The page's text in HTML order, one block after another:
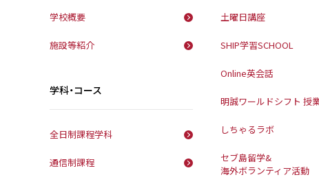
学校概要
施設等紹介
学科・コース
全日制課程学科
通信制課程
土曜日講座
SHIP学習SCHOOL
Online英会話
明誠ワールドシフト 授
しちゃるラボ
セブ島留学&
海外ボランティア活動